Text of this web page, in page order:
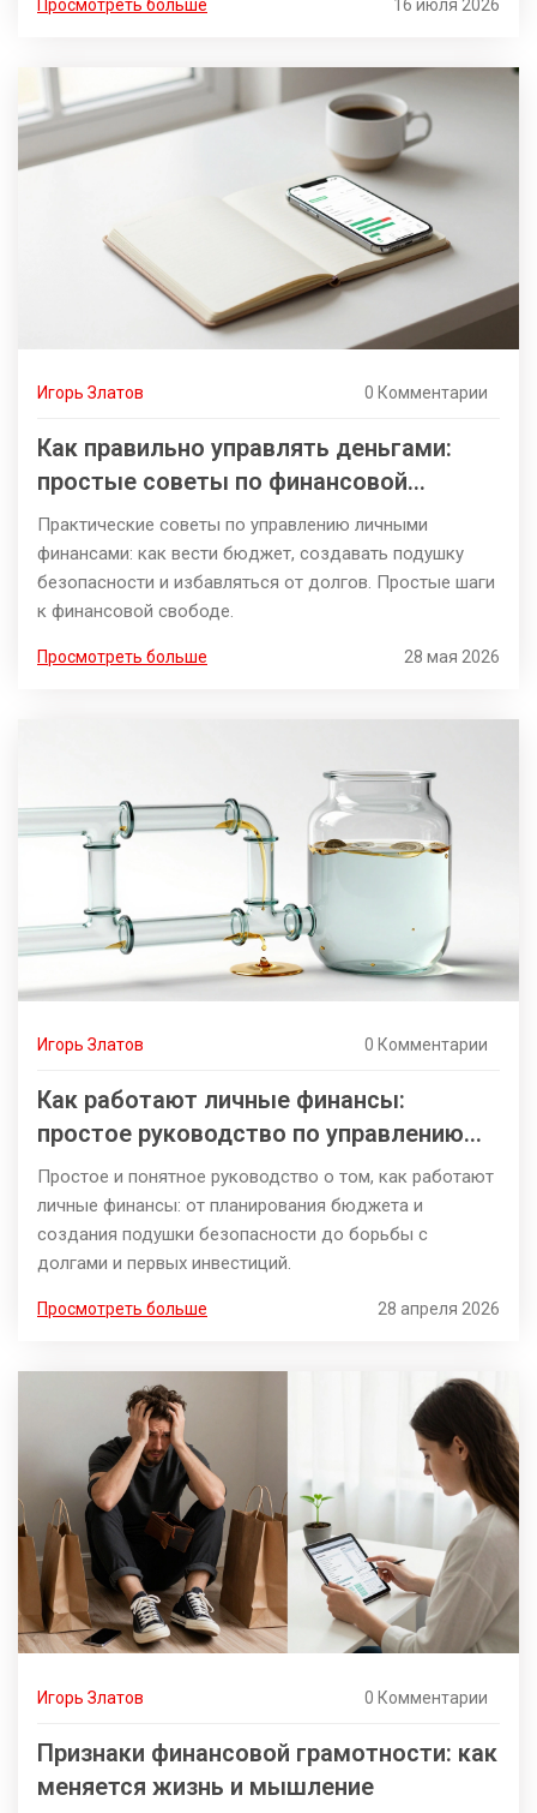
Просмотреть больше 16 июля 2026
Игорь Златов 0 Комментарии
Как правильно управлять деньгами:
простые советы по финансовой
грамотности
Практические советы по управлению личными
финансами: как вести бюджет, создавать подушку
безопасности и избавляться от долгов. Простые шаги
к финансовой свободе.
Просмотреть больше 28 мая 2026
Игорь Златов 0 Комментарии
Как работают личные финансы:
простое руководство по управлению
деньгами
Простое и понятное руководство о том, как работают
личные финансы: от планирования бюджета и
создания подушки безопасности до борьбы с
долгами и первых инвестиций.
Просмотреть больше 28 апреля 2026
Игорь Златов 0 Комментарии
Признаки финансовой грамотности: как
меняется жизнь и мышление